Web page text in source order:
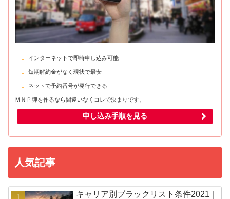
インターネットで即時申し込み可能
短期解約金がなく現状で最安
ネットで予約番号が発行できる
ＭＮＰ弾を作るなら間違いなくコレで決まりです。
申し込み手順を見る
人気記事
キャリア別ブラックリスト条件2021｜